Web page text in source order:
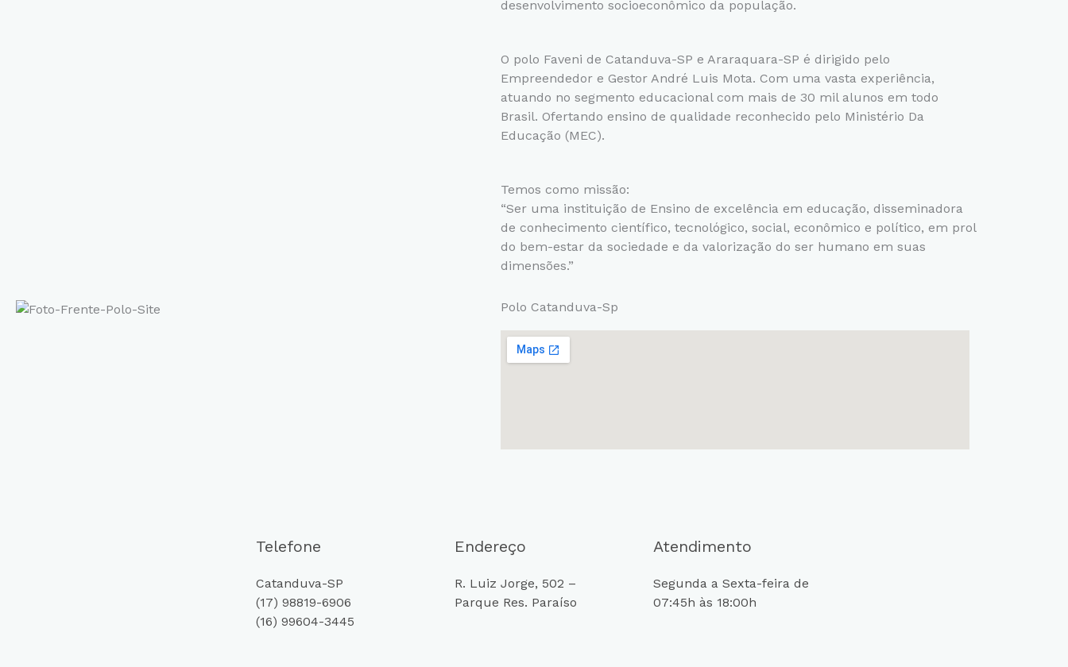
desenvolvimento socioeconômico da população.
O polo Faveni de Catanduva-SP e Araraquara-SP é dirigido pelo
Empreendedor e Gestor André Luis Mota. Com uma vasta experiência,
atuando no segmento educacional com mais de 30 mil alunos em todo
Brasil. Ofertando ensino de qualidade reconhecido pelo Ministério Da
Educação (MEC).
Temos como missão:
“Ser uma instituição de Ensino de excelência em educação, disseminadora
de conhecimento científico, tecnológico, social, econômico e político, em prol
do bem-estar da sociedade e da valorização do ser humano em suas
dimensões.”
Polo Catanduva-Sp
Telefone
Catanduva-SP
(17) 98819-6906
(16) 99604-3445
Endereço
R. Luiz Jorge, 502 –
Parque Res. Paraíso
Atendimento
Segunda a Sexta-feira de
07:45h às 18:00h